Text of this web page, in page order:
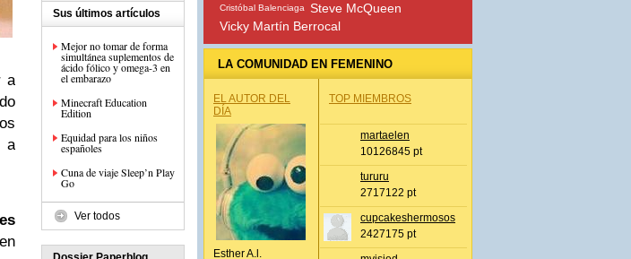
a
a
Sus últimos artículos
Mejor no tomar de forma
simultánea suplementos de
ácido fólico y omega-3 en
el embarazo
Minecraft Education
Edition
Equidad para los niños
españoles
Cuna de viaje Sleep’n Play
Go
Ver todos
Cristóbal Balenciaga
Steve McQueen
Vicky Martín Berrocal
LA COMUNIDAD EN FEMENINO
EL AUTOR DEL
DÍA
Esther A.l.
TOP MIEMBROS
martaelen
10126845 pt
tururu
2717122 pt
cupcakeshermosos
2427175 pt